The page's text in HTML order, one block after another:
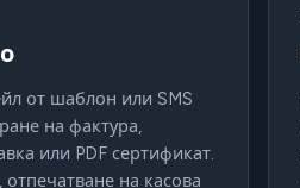
от шаблон или SMS
на фактура,
или PDF сертификат.
на касова